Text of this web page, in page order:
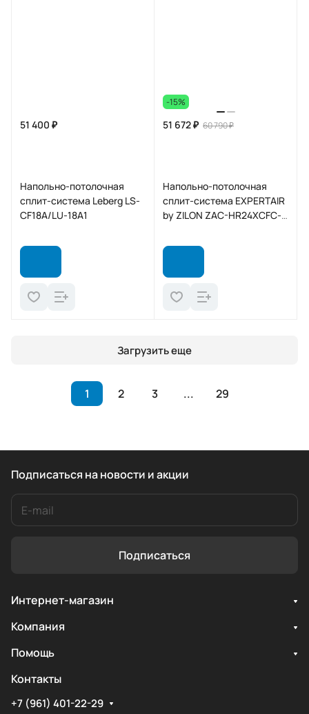
51 400 ₽
Напольно-потолочная
сплит-система Leberg LS-
CF18A/LU-18A1
-15%
51 672 ₽ 60 790 ₽
Напольно-потолочная
сплит-система EXPERTAIR
by ZILON ZAC-HR24XCFC-
HARD on/off
Загрузить еще
1 2 3 ... 29
Подписаться на новости и акции
Подписаться
Интернет-магазин
Компания
Помощь
Контакты
+7 (961) 401-22-29